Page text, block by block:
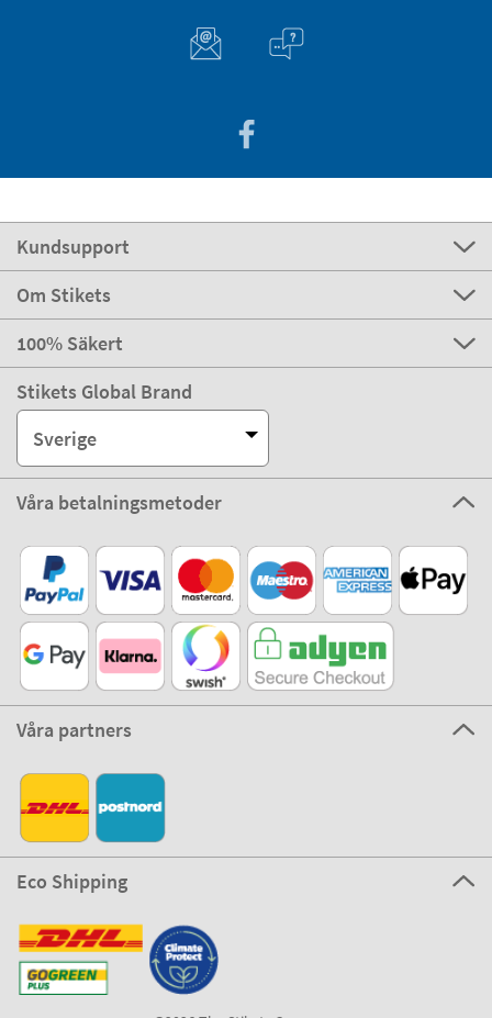
Kundsupport
Om Stikets
100% Säkert
Stikets Global Brand
Sverige
Våra betalningsmetoder
Våra partners
Eco Shipping